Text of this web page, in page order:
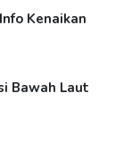
Kenaikan
Bawah Laut